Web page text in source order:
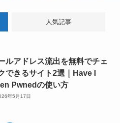
人気記事
ルアドレス流出を無料でチェ
できるサイト2選｜Have I
Pwnedの使い方
年5月17日